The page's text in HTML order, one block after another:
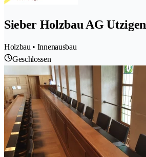
Sieber Holzbau AG Utzigen
Holzbau • Innenausbau
Geschlossen